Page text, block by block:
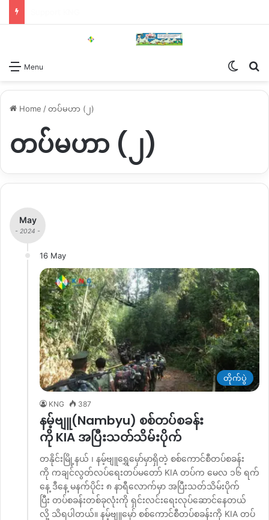
Menu
Home /တပ်မဟာ (၂)
တပ်မဟာ (၂)
May
- 2024 -
16 May
တိုက်ပွဲ
KNG 387
နမ့်ဗျူ(Nambyu) စစ်တပ်စခန်း
ကို KIA အပြီးသတ်သိမ်းပိုက်
တနိုင်းမြို့နယ် ၊ နမ့်ဗျူရွှေမှော်မှာရှိတဲ့ စစ်ကောင်စီတပ်စခန်း
ကို ကချင်လွတ်လပ်ရေးတပ်မတော် KIA တပ်က မေလ ၁၆ ရက်
နေ့ ဒီနေ့ မနက်ပိုင်း ၈ နာရီလောက်မှာ အပြီးသတ်သိမ်းပိုက်
ပြီး တပ်စခန်းတစ်ခုလုံးကို ရှင်းလင်းရေးလုပ်ဆောင်နေတယ်
လို့ သိရပါတယ်။ နမ့်ဗျူမှော် စစ်ကောင်စီတပ်စခန်းကို KIA တပ်